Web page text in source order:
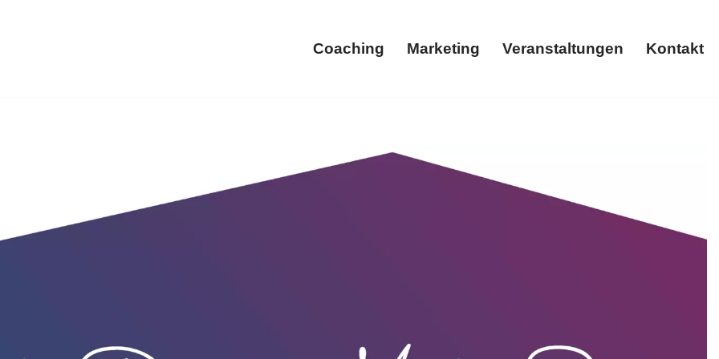
Coaching Marketing Veranstaltungen Kontakt